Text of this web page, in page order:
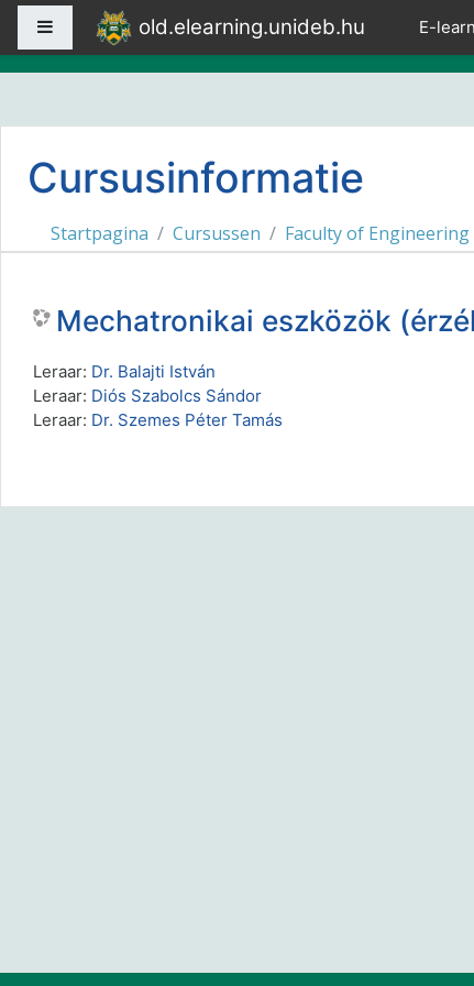
Ga naar hoofdinhoud
Zijpaneel old.elearning.unideb.hu E-
Cursusinformatie
Startpagina Cursussen Faculty of Engineering
Mechatronikai eszközök
Leraar: Dr. Balajti István
Leraar: Diós Szabolcs Sándor
Leraar: Dr. Szemes Péter Tamás